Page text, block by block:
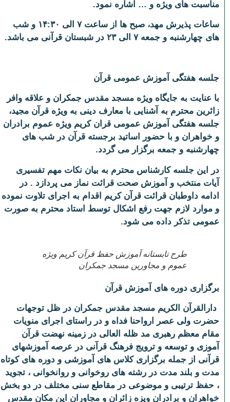
مناسبت های ویژه و … اشاره نمود.
ساعات پذیرش مهد، صبح ها از ساعت ۷ الی ۱۴:۳۰ و شب
های چهارشنبه و جمعه ۷ الی ۲۳ در شبستان قرآنی می باشد.
جلسه هفتگی آموزش عمومی قرآن
با عنایت به جایگاه ویژه مسجد مقدس جمکران و علاقه وافر
زائرین محترم به آشنایی با معارف دینی به ویژه قرآن مجید،
جلسه هفتگی آموزش عمومی قران کریمویژه عموم برادران
و خواهران و با حضور اساتید برجسته قرآن در شب های
چهارشنبه و جمعهبرگزار می گردد.
در این جلسه کارشناس محترم به بیان نکات مهم تفسیری
آیات منتخب و آموزش صحت قرائت نماز می پردازد . در
ادامه داوطبان قرائت قرآن کریم اقدام به اجرای تلاوت نموده
و موارد لازم جهت رفع اشکال توسط استاد محترم به صورت
عمومی تذکر داده می شود.
طرح تابستانه آموزش حفظ قرآن کریم ویژه
عموم و مجاورین مسجد جمکران
برگزاری دوره های آموزش قرآن
دارالقرآن الکریم مسجد مقدس جمکران در ظل توجهات
حضرت ولی عصر ارواحنا فداه و در راستای اجرای منویات
مقام معظم رهبری مد ظله العالی در زمینه نهضت قرآن
آموزی و توسعه و ترویج فرهنگ قرآنی در عرصه آموزشهای
قرآنی از جمله برگزاری کلاس های آموزشی و دوره های کوتاه
مدت و بلند مدت در رشته های روخوانی و روانخوانی ، تجوید
، حفظ ترتیبی و موضوعی در مقاطع سنی مختلف در دو بخش
خواهران و برادران ویزه زائران و مجاوران این مکان مقدس